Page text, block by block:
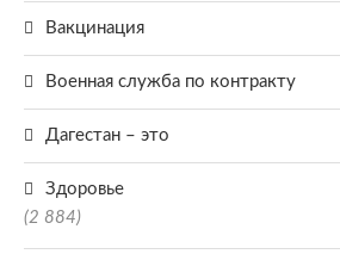
Вакцинация
Военная служба по контракту
Дагестан – это
Здоровье
(2 884)